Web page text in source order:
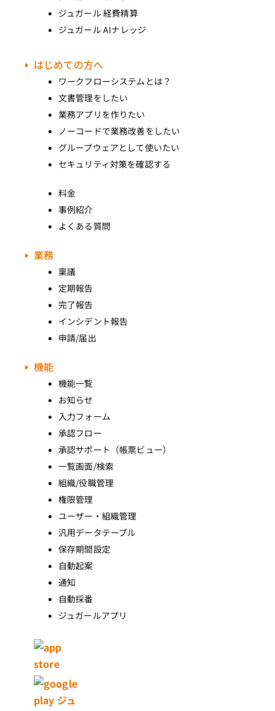
ジュガール 経費精算
ジュガール AIナレッジ
はじめての方へ
ワークフローシステムとは？
文書管理をしたい
業務アプリを作りたい
ノーコードで業務改善をしたい
グループウェアとして使いたい
セキュリティ対策を確認する
料金
事例紹介
よくある質問
業務
稟議
定期報告
完了報告
インシデント報告
申請/届出
機能
機能一覧
お知らせ
入力フォーム
承認フロー
承認サポート（帳票ビュー）
一覧画面/検索
組織/役職管理
権限管理
ユーザー・組織管理
汎用データテーブル
保存期間設定
自動起案
通知
自動採番
ジュガールアプリ